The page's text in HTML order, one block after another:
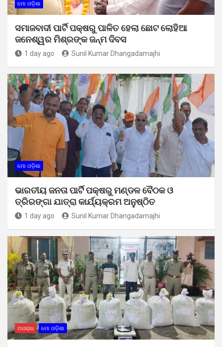
ମୋ ଓଡ଼ିଶା
ସମାଜବାଦୀ ପାର୍ଟି ପକ୍ଷରୁ ପାଳିତ ହେଲା ଛୋଟ ଲୋହିଆ
ଜନେଶ୍ୱର ମିଶ୍ରଙ୍କ ଜନ୍ମ ଦିବସ
1 day ago Sunil Kumar Dhangadamajhi
ମୋ ଓଡ଼ିଶା
ଭାରତୀୟ ଜନତା ପାର୍ଟି ପକ୍ଷରୁ ମଣ୍ଡଳ ବୈଠକ ଓ
ତ୍ରିରଙ୍ଗା ଯାତ୍ରା କାର୍ଯ୍ୟକ୍ରମ ଅନୁଷ୍ଠିତ
1 day ago Sunil Kumar Dhangadamajhi
ଅପରାଧ ମୋ ଓଡ଼ିଶା